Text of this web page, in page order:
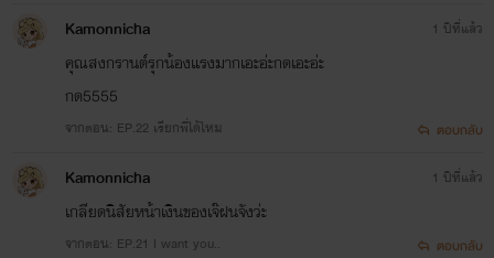
Kamonnicha
คุณสงกรานต์รุกน้องแรงมากเอะอ่ะกดเอะอ่ะ
กด5555
จากตอน: EP.22 เรียกพี่ได้ไหม
1 ปีที่แล้ว
ตอบกลับ
Kamonnicha
เกลียดนิสัยหน้าเงินของเจ๊ฝนจังว่ะ
จากตอน: EP.21 I want you..
1 ปีที่แล้ว
ตอบกลับ